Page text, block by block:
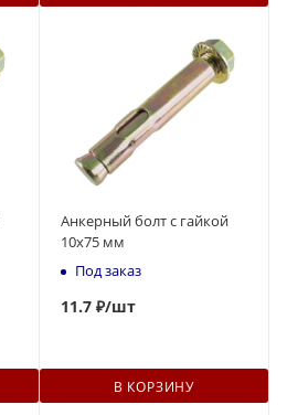
Анкерный болт с гайкой
10x75 мм
Под заказ
11.7 ₽/шт
В КОРЗИНУ